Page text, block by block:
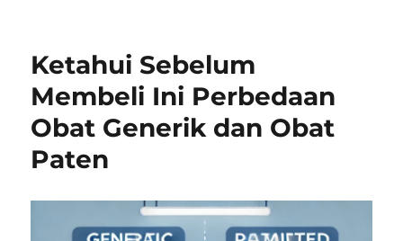
Ketahui Sebelum
Membeli Ini Perbedaan
Obat Generik dan Obat
Paten